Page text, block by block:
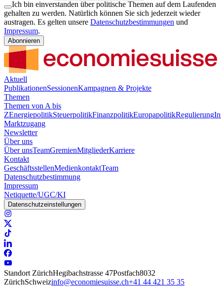
Ich bin einverstanden über politische Themen auf dem Laufenden
gehalten zu werden. Natürlich können Sie sich jederzeit wieder
austragen. Es gelten unsere Datenschutzbestimmungen und
Impressum.
Abonnieren
Aktuell
PublikationenSessionenKampagnen & Projekte
Themen
Themen von A bis
ZEnergiepolitikSteuerpolitikFinanzpolitikEuropapolitikRegulierung
Marktzugang
Newsletter
Über uns
Über unsTeamGremienMitgliederKarriere
Kontakt
GeschäftsstellenMedienkontaktTeam
Datenschutzbestimmung
Impressum
Netiquette/UGC/KI
Datenschutzeinstellungen
Standort ZürichHegibachstrasse 47Postfach8032
ZürichSchweizinfo@economiesuisse.ch+41 44 421 35 35